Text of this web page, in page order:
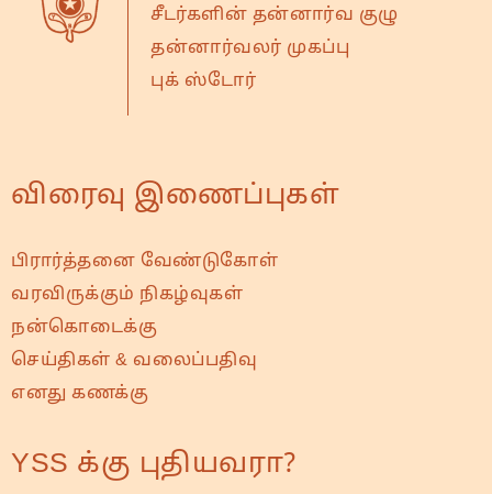
சீடர்களின் தன்னார்வ குழு
தன்னார்வலர் முகப்பு
புக் ஸ்டோர்
விரைவு இணைப்புகள்
பிரார்த்தனை வேண்டுகோள்
வரவிருக்கும் நிகழ்வுகள்
நன்கொடைக்கு
செய்திகள் & வலைப்பதிவு
எனது கணக்கு
YSS க்கு புதியவரா?